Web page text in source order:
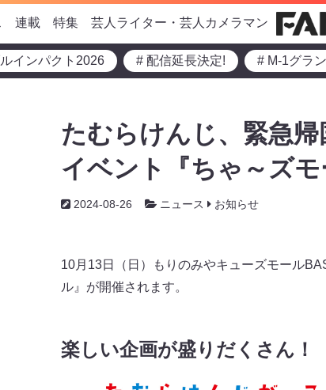
連載 特集 芸人ライター・芸人カメラマン
インパクト2026 # 配信延長決定! # M-1グラ
たむらけんじ、緊急
イベント『ちゃ～ズ
2024-08-26 ニュース お知らせ
10月13日（日）もりのみやキューズモール
ル』が開催されます。
楽しい企画が盛りだくさん！